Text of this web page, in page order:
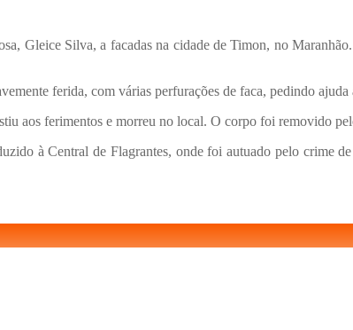
Gleice Silva, a facadas na cidade de Timon, no
ferida, com várias perfurações de faca, pedindo ajuda
aos ferimentos e morreu no local. O corpo foi removido
à Central de Flagrantes, onde foi autuado pelo crime